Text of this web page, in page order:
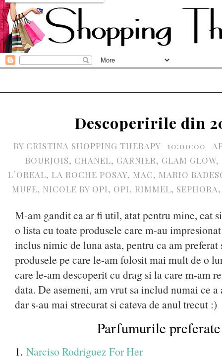
Descoperirile din
BY CRISTINA SHOPPING THERAPY 10:00:00
BOURJOIS, CHANEL, GARNIER, GLAM GLOW,
L`OREAL, LA ROCHE POSAY, MAC, MARIO
MUFE, NICOLE BY OPI, OPI, RIMMEL, SEPHORA
M-am gandit ca ar fi util, atat pentru mine, cat
o lista cu toate produsele care m-au
inclus nimic de luna asta, pentru ca am preferat
produsele pe care le-am folosit mai mult de o
care le-am descoperit cu drag si la care m-am
data. De asemeni, am vrut sa includ numai ce a
dar s-au mai strecurat si cateva de anul trecut :)
Parfumurile preferate
1. Narciso Rodriguez For Her